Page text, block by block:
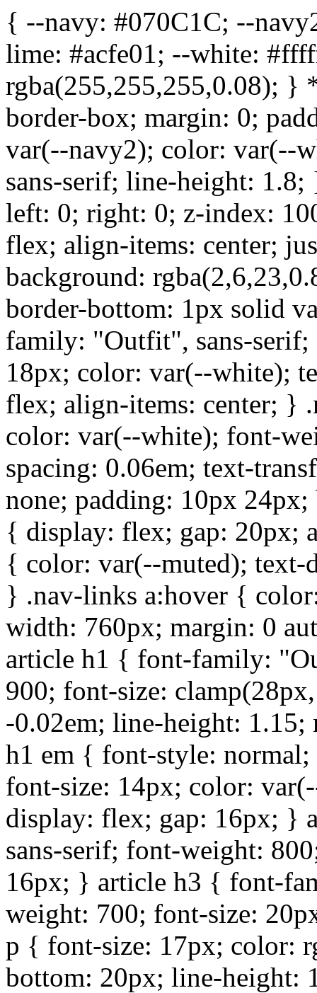
{ --navy: #070C1C; --
lime: #acfe01; --white:
rgba(255,255,255,0.08);
border-box; margin: 0;
var(--navy2); color: var(--
sans-serif; line-height:
left: 0; right: 0; z-index:
flex; align-items: center;
background:
border-bottom: 1px solid
family: "Outfit", sans-
18px; color: var(--white);
flex; align-items: center; }
color: var(--white); font-
spacing: 0.06em; text-
none; padding: 10px
{ display: flex; gap: 20px;
{ color: var(--muted); text-
} .nav-links a:hover {
width: 760px; margin: 0
article h1 { font-family:
900; font-size:
-0.02em; line-height:
h1 em { font-style:
font-size: 14px; color:
display: flex; gap: 16px;
sans-serif; font-weight:
16px; } article h3 { font-
weight: 700; font-size:
p { font-size: 17px; color:
bottom: 20px; line-height: